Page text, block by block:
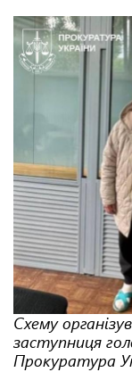
Схему
заступниця
Прокуратура